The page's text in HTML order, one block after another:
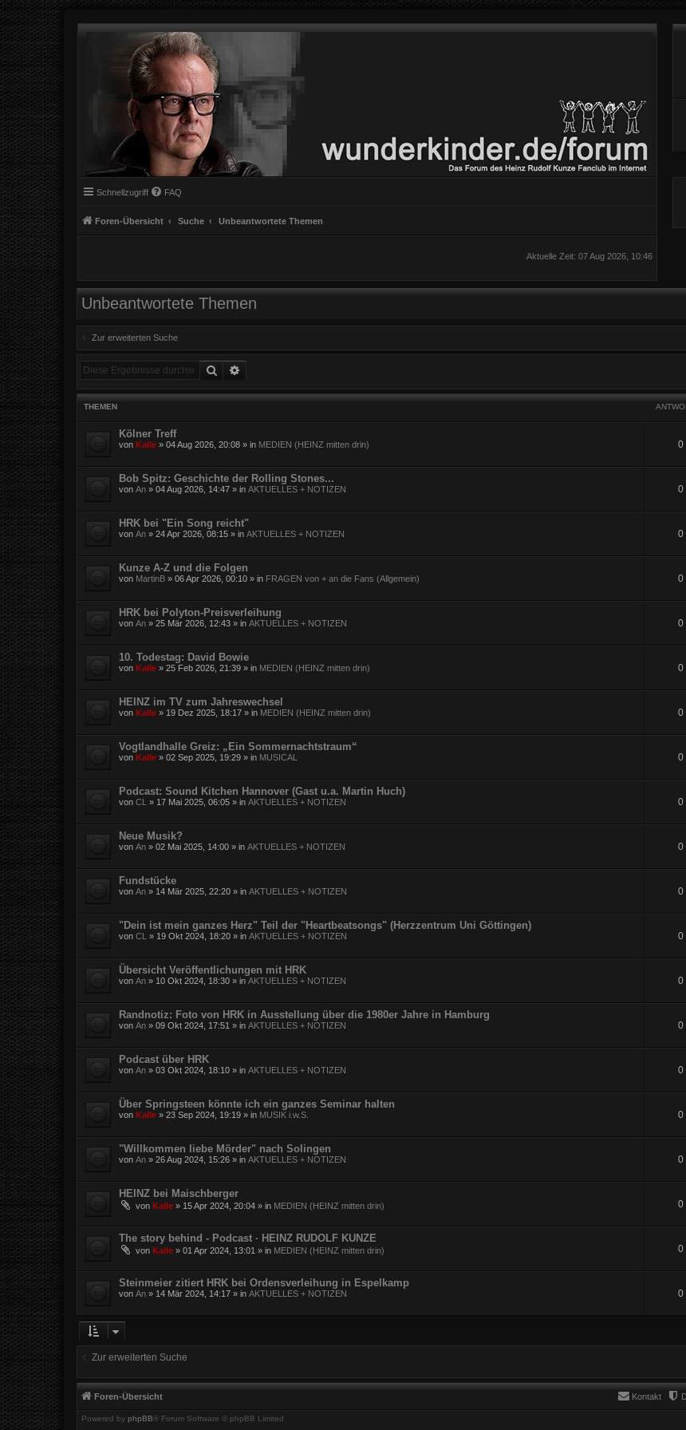
Schnellzugriff FAQ
Foren-Übersicht Suche Unbeantwortete Themen
Aktuelle Zeit: 07 Aug 2026, 10:46
Unbeantwortete Themen
Zur erweiterten Suche
Suche
THEMEN
Kölner Treff
von Kalle » 04 Aug 2026, 20:08 » in MEDIEN (HEINZ mitten drin) 0
Bob Spitz: Geschichte der Rolling Stones...
von An » 04 Aug 2026, 14:47 » in AKTUELLES + NOTIZEN 0
HRK bei "Ein Song reicht"
von An » 24 Apr 2026, 08:15 » in AKTUELLES + NOTIZEN 0
Kunze A-Z und die Folgen
von MartinB » 06 Apr 2026, 00:10 » in FRAGEN von + an die Fans (Allgemein) 0
HRK bei Polyton-Preisverleihung
von An » 25 Mär 2026, 12:43 » in AKTUELLES + NOTIZEN 0
10. Todestag: David Bowie
von Kalle » 25 Feb 2026, 21:39 » in MEDIEN (HEINZ mitten drin) 0
HEINZ im TV zum Jahreswechsel
von Kalle » 19 Dez 2025, 18:17 » in MEDIEN (HEINZ mitten drin) 0
Vogtlandhalle Greiz: „Ein Sommernachtstraum“
von Kalle » 02 Sep 2025, 19:29 » in MUSICAL 0
Podcast: Sound Kitchen Hannover (Gast u.a. Martin Huch)
von CL » 17 Mai 2025, 06:05 » in AKTUELLES + NOTIZEN 0
Neue Musik?
von An » 02 Mai 2025, 14:00 » in AKTUELLES + NOTIZEN 0
Fundstücke
von An » 14 Mär 2025, 22:20 » in AKTUELLES + NOTIZEN 0
"Dein ist mein ganzes Herz" Teil der "Heartbeatsongs" (Herzzentrum Uni Göttingen)
von CL » 19 Okt 2024, 18:20 » in AKTUELLES + NOTIZEN 0
Übersicht Veröffentlichungen mit HRK
von An » 10 Okt 2024, 18:30 » in AKTUELLES + NOTIZEN 0
Randnotiz: Foto von HRK in Ausstellung über die 1980er Jahre in Hamburg
von An » 09 Okt 2024, 17:51 » in AKTUELLES + NOTIZEN 0
Podcast über HRK
von An » 03 Okt 2024, 18:10 » in AKTUELLES + NOTIZEN 0
Über Springsteen könnte ich ein ganzes Seminar halten
von Kalle » 23 Sep 2024, 19:19 » in MUSIK i.w.S. 0
"Willkommen liebe Mörder" nach Solingen
von An » 26 Aug 2024, 15:26 » in AKTUELLES + NOTIZEN 0
HEINZ bei Maischberger
von Kalle » 15 Apr 2024, 20:04 » in MEDIEN (HEINZ mitten drin) 0
The story behind - Podcast · HEINZ RUDOLF KUNZE
von Kalle » 01 Apr 2024, 13:01 » in MEDIEN (HEINZ mitten drin) 0
Steinmeier zitiert HRK bei Ordensverleihung in Espelkamp
von An » 14 Mär 2024, 14:17 » in AKTUELLES + NOTIZEN 0
Zur erweiterten Suche
Foren-Übersicht Kontakt
Powered by phpBB® Forum Software © phpBB Limited